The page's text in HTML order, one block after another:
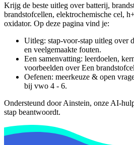
Krijg de beste uitleg over batterij,
brandstofcellen, elektrochemische cel,
oxidator. Op deze pagina vind je:
Uitleg: stap-voor-stap uitleg over
en veelgemaakte fouten.
Een samenvatting: leerdoelen,
voorbeelden overEen brandstofcel
Oefenen: meerkeuze & open
bij vwo 4 - 6.
Ondersteund door Ainstein, onze AI-
stap beantwoordt.